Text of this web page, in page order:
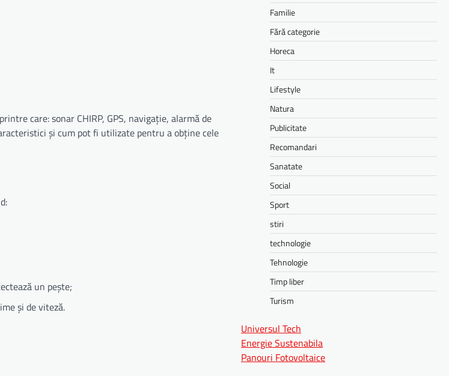
care: sonar CHIRP, GPS, navigație, alarmă de
și cum pot fi utilizate pentru a obține cele
un pește;
și de viteză.
Familie
Fără categorie
Horeca
It
Lifestyle
Natura
Publicitate
Recomandari
Sanatate
Social
Sport
stiri
technologie
Tehnologie
Timp liber
Turism
Universul Tech
Energie Sustenabila
Panouri Fotovoltaice